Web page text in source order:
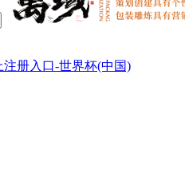
注册入口-世界杯(中国)